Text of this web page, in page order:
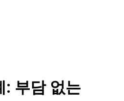
: 부담 없는